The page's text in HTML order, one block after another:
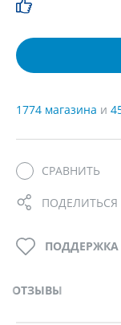
1774 магазина и
СРАВНИТЬ
ПОДЕЛИТЬСЯ
ОТЗЫВЫ
ПОДДЕРЖКА